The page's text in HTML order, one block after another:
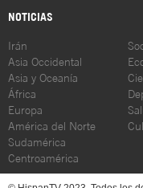
NOTICIAS
Irán
Asia Occidental
Asia y Oceanía
África
Europa
América del Norte
Sudamérica
Centroamérica